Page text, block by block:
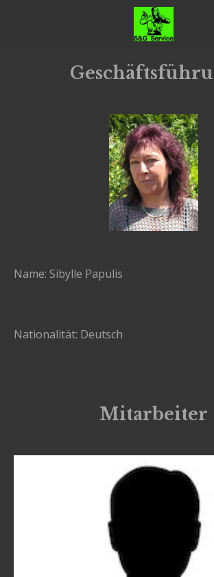
Name: Sibylle Papulis
Nationalität: Deutsch
Mitarbeiter